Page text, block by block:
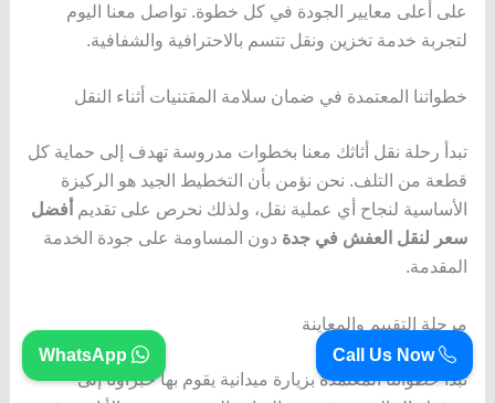
على أعلى معايير الجودة في كل خطوة. تواصل معنا اليوم
لتجربة خدمة تخزين ونقل تتسم بالاحترافية والشفافية.
خطواتنا المعتمدة في ضمان سلامة المقتنيات أثناء النقل
تبدأ رحلة نقل أثاثك معنا بخطوات مدروسة تهدف إلى حماية كل
قطعة من التلف. نحن نؤمن بأن التخطيط الجيد هو الركيزة
الأساسية لنجاح أي عملية نقل، ولذلك نحرص على تقديم
أفضل
سعر لنقل العفش في جدة دون المساومة على جودة الخدمة
المقدمة.
مرحلة التقييم والمعاينة
تبدأ خطواتنا المعتمدة بزيارة ميدانية يقوم بها خبراؤنا إلى
Call Us Now